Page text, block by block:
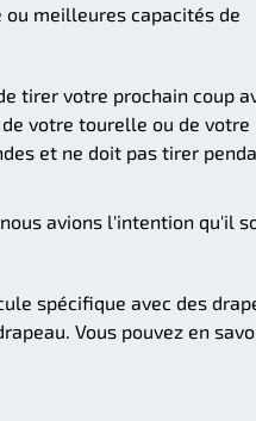
meilleures capacités de
tirer votre prochain coup
votre tourelle ou de votre
et ne doit pas tirer
avions l'intention qu'il
spécifique avec des
Vous pouvez en